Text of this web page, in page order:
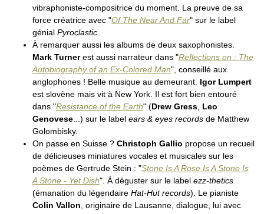
vibraphoniste-compositrice du moment. La preuve de sa
force créatrice avec "Of The Near And Far" sur le label
génial Pyroclastic
À remarquer aussi les albums de deux saxophonistes.
Mark Turnerest aussi narrateur dans "Reflections on : The
Autobiography of an Ex-Colored Man", conseillé aux
anglophones ! Belle musique au demeurant. Igor Lumpert
est slovène mais vit à New York. Il est fort bien entouré
dans "Resistance of the Earth" (Drew Gress Leo
Genovese ...) sur le label ears & eyes records de Matthew
Golombisky.
On passe en Suisse ? Christoph Gallio propose un recueil
de délicieuses miniatures vocales et musicales sur les
poèmes de Gertrude Stein : "Stone Is A Rose Is A Stone Is
A Stone - Yet Dish". À déguster sur le label ezz-thetics
(émanation du légendaire Hat-Hut records). Le pianiste
Colin Vallon , originaire de Lausanne, dialogue, lui avec